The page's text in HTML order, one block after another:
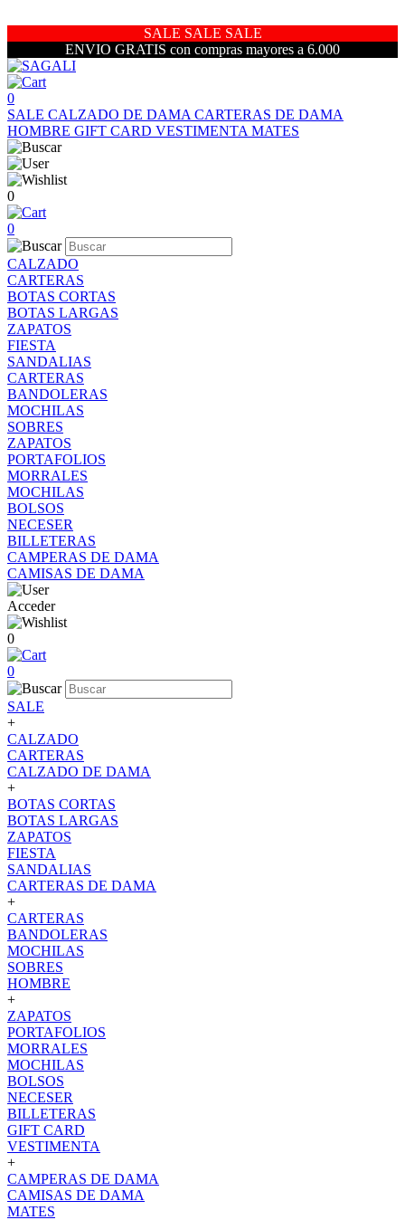
SALE SALE SALE
ENVIO GRATIS con compras mayores a 6.000
0
SALE CALZADO DE DAMA CARTERAS DE DAMA
HOMBRE GIFT CARD VESTIMENTA MATES
0
0
CALZADO
CARTERAS
BOTAS CORTAS
BOTAS LARGAS
ZAPATOS
FIESTA
SANDALIAS
CARTERAS
BANDOLERAS
MOCHILAS
SOBRES
ZAPATOS
PORTAFOLIOS
MORRALES
MOCHILAS
BOLSOS
NECESER
BILLETERAS
CAMPERAS DE DAMA
CAMISAS DE DAMA
Acceder
0
0
SALE
+
CALZADO
CARTERAS
CALZADO DE DAMA
+
BOTAS CORTAS
BOTAS LARGAS
ZAPATOS
FIESTA
SANDALIAS
CARTERAS DE DAMA
+
CARTERAS
BANDOLERAS
MOCHILAS
SOBRES
HOMBRE
+
ZAPATOS
PORTAFOLIOS
MORRALES
MOCHILAS
BOLSOS
NECESER
BILLETERAS
GIFT CARD
VESTIMENTA
+
CAMPERAS DE DAMA
CAMISAS DE DAMA
MATES